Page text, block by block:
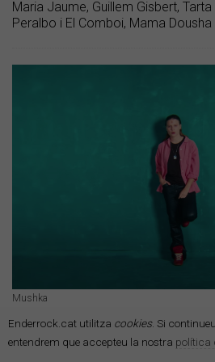
Enderrock.cat utilitza cookies. Si
entendrem que accepteu la nostra política
Maria Jaume, Guillem Gisbert, Tarta
Peralbo i El Comboi, Mama
Mushka
Ha arribat la 'Nova
Mushka